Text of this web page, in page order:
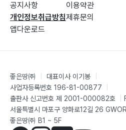
공지사항
개인정보취급방침
앱다운로드
이용약관
제휴문의
좋은땅㈜ 대표이사 이기봉
사업자등록번호 196-81-00877
출판사 신고번호 제 2001-000082호
서울특별시 마포구 양화로12길 26
좋은땅㈜ B1 ~ 5F